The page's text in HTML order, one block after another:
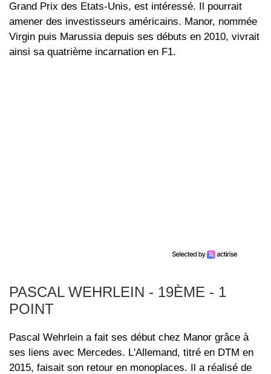
Grand Prix des Etats-Unis, est intéressé. Il pourrait
amener des investisseurs américains. Manor, nommée
Virgin puis Marussia depuis ses débuts en 2010, vivrait
ainsi sa quatrième incarnation en F1.
PASCAL WEHRLEIN - 19ÈME - 1
POINT
Pascal Wehrlein a fait ses début chez Manor grâce à
ses liens avec Mercedes. L'Allemand, titré en DTM en
2015, faisait son retour en monoplaces. Il a réalisé de